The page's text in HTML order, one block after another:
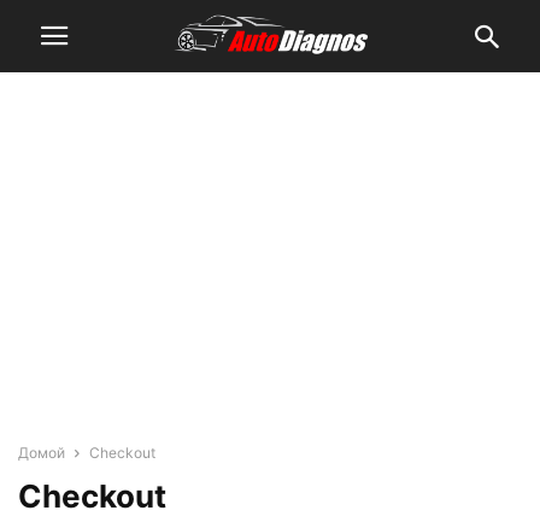
Домой Checkout
Checkout